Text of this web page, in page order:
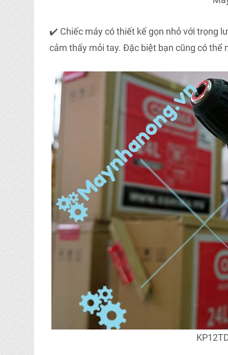
✔️ Chiếc máy có thiết kế gọn nhỏ với trọng
cảm thấy mỏi tay. Đặc biệt bạn cũng có thể